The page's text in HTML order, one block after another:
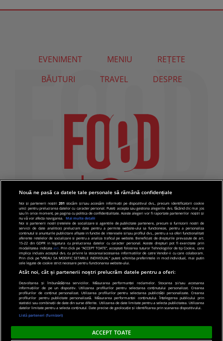
EVENIMENT MENIU
REȚETE
BĂUTURI
TRAVEL DESPRE
© 2019 PRO TV S.R.L |Politica de Cookie|Politica
de confidentialitate
Nouă ne pasă ca datele tale personale să rămână confidențiale
Noi și partenerii noștri201 stocăm și/sau accesăm informații pe dispozitivul dvs., precum identificatorii cookie
unici pentru prelucrarea datelor cu caracter personal. Puteți accepta sau gestiona alegerile dvs. făcând clic mai jos
sau în orice moment, pe pagina cu politica de confidențialitate. Aceste alegeri vor fi raportate partenerilor noștri și
nu vă vor afecta navigarea.
Mai multe detalii
Noi si partenerii nostri (retelele de socializare si agentiile de publicitate partenere, precum si furnizorii nostri de
servicii de date analitice) prelucram date pentru a permite website-ului sa functioneze, pentru a personaliza
continutul si anunturile publicitare afisate in functie de interesele si/sau profilul dvs., pentru a va oferi functionalitati
aferente retelelor de socializare si pentru a analiza traficul pe website. Beneficiati de drepturile prevazute de art.
15-22 din GDPR in legatura cu prelucrarea datelor cu caracter personal. Aceste drepturi pot fi exercitate prin
modalitatea indicata aici. Prin click pe “ACCEPT TOATE”, acceptati folosirea tuturor Tehnologiilor de tip Cookie, care
implica inclusiv acceptul dvs. cu privire la stocarea/accesarea informatiilor de catre Vendor-ii cu care colaboram.
Prin click pe “VREAU SA MODIFIC SETARILE INDIVIDUAL” puteti schimba preferintele in mod individual, mai putin
cele legate de cookie strict necesare pentru functionarea website-ului.
Atât noi, cât și partenerii noștri prelucrăm datele pentru a oferi:
Dezvoltarea și îmbunătățirea serviciilor. Măsurarea performanței reclamelor. Stocarea și/sau accesarea
informațiilor de pe un dispozitiv. Utilizarea profilurilor pentru selectarea conținutului personalizat. Crearea
profilurilor de conținut personalizat. Utilizarea profilurilor pentru selectarea publicității personalizate. Crearea
profilurilor pentru publicitate personalizată. Măsurarea performanței conținutului. Înțelegerea publicului prin
statistici sau combinații de date din surse diferite. Utilizarea de date limitate pentru a selecta publicitatea. Utilizarea
datelor limitate pentru a selecta conținutul. Date precise de geolocație și identificarea prin scanarea dispozitivului.
Listă parteneri (furnizori)
ACCEPT TOATE